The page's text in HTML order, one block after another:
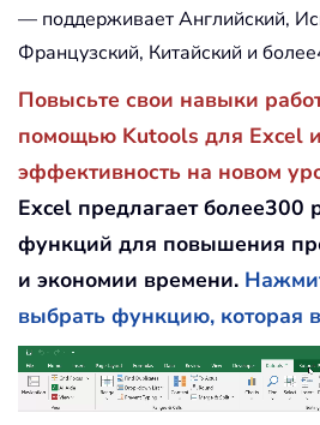
— поддерживает Английский,
Французский, Китайский и
Повысьте свои навыки
помощью Kutools для Excel
эффективность на новом
Excel предлагает
функций для повышения
и экономии времени.
выбрать функцию, которая